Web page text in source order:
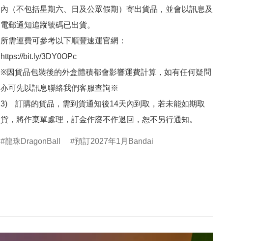
內（不包括星期六、日及公眾假期）寄出貨品，並會以訊息及
電郵通知追蹤號碼已出貨。
所需運費可參考以下順豐速運官網：
https://bit.ly/3DY0OPc
※因貨品包裝後的外盒體積都會影響運費計算，如有任何疑問
亦可先以訊息聯絡我們客服查詢※
3)　訂購的貨品，需到貨通知後14天內到取，若未能如期取
貨，將作棄單處理，訂金作廢不作退回，恕不另行通知。
龍珠DragonBall 預訂2027年1月Bandai